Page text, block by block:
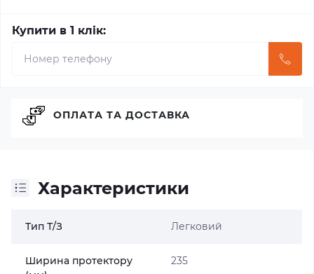
Купити в 1 клік:
Характеристики
Тип Т/З Легковий
Ширина протектору
235
ОПЛАТА ТА ДОСТАВКА